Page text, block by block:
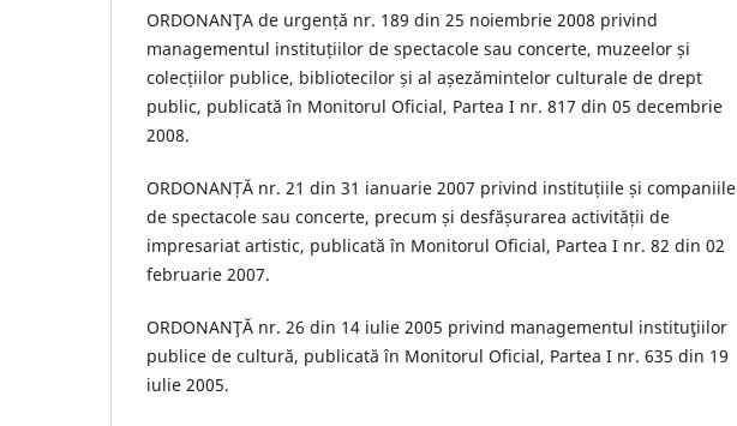
ORDONANŢA de urgență nr. 189 din 25 noiembrie 2008 privind
managementul instituțiilor de spectacole sau concerte, muzeelor și
colecțiilor publice, bibliotecilor și al așezămintelor culturale de drept
public, publicată în Monitorul Oficial, Partea I nr. 817 din 05 decembrie
2008.
ORDONANȚĂ nr. 21 din 31 ianuarie 2007 privind instituțiile și companiile
de spectacole sau concerte, precum și desfășurarea activității de
impresariat artistic, publicată în Monitorul Oficial, Partea I nr. 82 din 02
februarie 2007.
ORDONANŢĂ nr. 26 din 14 iulie 2005 privind managementul instituţiilor
publice de cultură, publicată în Monitorul Oficial, Partea I nr. 635 din 19
iulie 2005.